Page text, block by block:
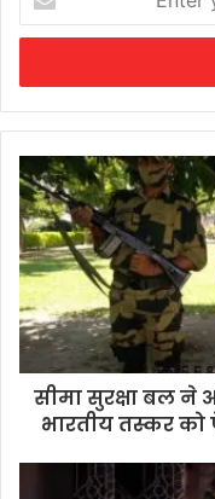
your
Email
सीमा सुरक्षा बल ने
भारतीय तस्कर को